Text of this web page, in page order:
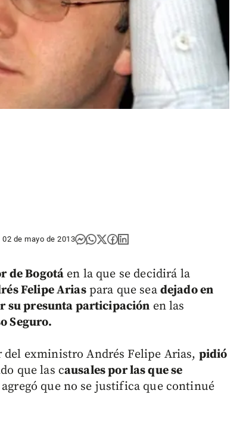
02 de mayo de 2013
de Bogotá en la que se decidirá la
Felipe Ariaspara que sea dejado en
su presunta participación en las
Seguro.
del exministro Andrés Felipe Arias, pidió
que las causales por las que se
agregó que no se justifica que continué